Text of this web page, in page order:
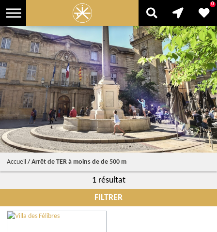
0
Accueil/ Arrêt de TER à moins de de 500 m
1 résultat
FILTRER
Communes